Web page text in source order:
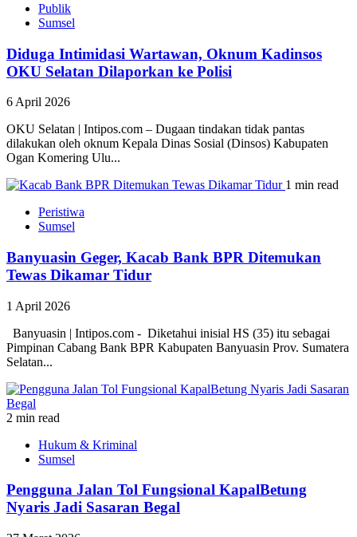
Publik
Sumsel
Diduga Intimidasi Wartawan, Oknum Kadinsos
OKU Selatan Dilaporkan ke Polisi
6 April 2026
OKU Selatan | Intipos.com – Dugaan tindakan tidak pantas
dilakukan oleh oknum Kepala Dinas Sosial (Dinsos) Kabupaten
Ogan Komering Ulu...
1 min read
Peristiwa
Sumsel
Banyuasin Geger, Kacab Bank BPR Ditemukan
Tewas Dikamar Tidur
1 April 2026
Banyuasin | Intipos.com - Diketahui inisial HS (35) itu sebagai
Pimpinan Cabang Bank BPR Kabupaten Banyuasin Prov. Sumatera
Selatan...
2 min read
Hukum & Kriminal
Sumsel
Pengguna Jalan Tol Fungsional KapalBetung
Nyaris Jadi Sasaran Begal